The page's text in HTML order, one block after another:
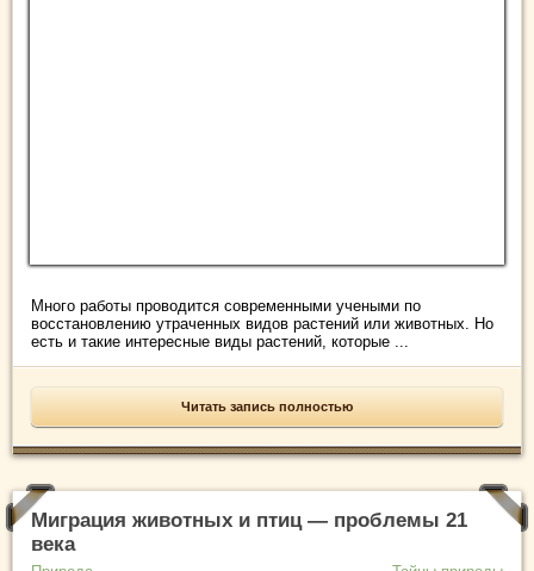
Много работы проводится современными учеными по
восстановлению утраченных видов растений или животных. Но
есть и такие интересные виды растений, которые ...
Читать запись полностью
Миграция животных и птиц — проблемы 21
века